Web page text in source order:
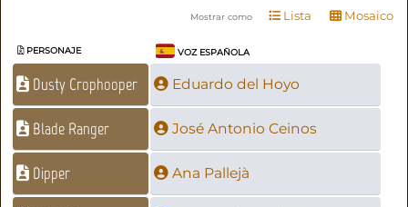
Mostrar como Lista Mosaico
PERSONAJE VOZ ESPAÑOLA
Dusty Crophooper Eduardo del Hoyo
Blade Ranger José Antonio Ceinos
Dipper Ana Pallejà